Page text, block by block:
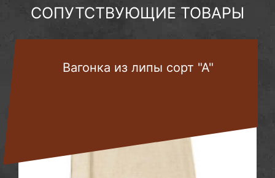
СОПУТСТВУЮЩИЕ ТОВАРЫ
Вагонка из липы сорт "А"